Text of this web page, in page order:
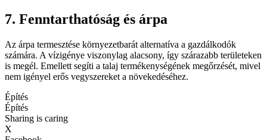
7. Fenntarthatóság és árpa
Az árpa termesztése környezetbarát alternatíva a gazdálkodók
számára. A vízigénye viszonylag alacsony, így szárazabb területeken
is megél. Emellett segíti a talaj termékenységének megőrzését, mivel
nem igényel erős vegyszereket a növekedéséhez.
Építés
Építés
Sharing is caring
X